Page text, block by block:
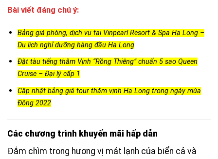
Bài viết đáng chú ý:
Bảng giá phòng, dịch vụ tại Vinpearl Resort & Spa Hạ Long –
Du lịch nghỉ dưỡng hàng đầu Hạ Long
Đặt tàu tiếng thăm Vịnh “Rồng Thiêng” chuẩn 5 sao Queen
Cruise – Đại lý cấp 1
Cập nhật bảng giá tour thăm vịnh Hạ Long trong ngày mùa
Đông 2022
Các chương trình khuyến mãi hấp dẫn
Đắm chìm trong hương vị mát lạnh của biển cả và